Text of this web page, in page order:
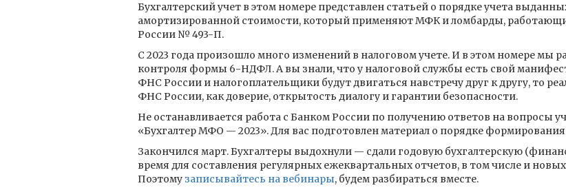
Бухгалтерский учет в этом номере представлен статьей о порядке учета
амортизированной стоимости, который применяют МФК и ломбарды,
России № 493-П.
С 2023 года произошло много изменений в налоговом учете. И в этом номере мы
контроля формы 6-НДФЛ. А вы знали, что у налоговой службы есть свой
ФНС России и налогоплательщики будут двигаться навстречу друг к другу, то
ФНС России, как доверие, открытость диалогу и гарантии безопасности.
Не останавливается работа с Банком России по получению ответов на вопросы
«Бухгалтер МФО — 2023». Для вас подготовлен материал о порядке
Закончился март. Бухгалтеры выдохнули — сдали годовую бухгалтерскую
время для составления регулярных ежеквартальных отчетов, в том числе и
Поэтому записывайтесь на вебинары, будем разбираться вместе.